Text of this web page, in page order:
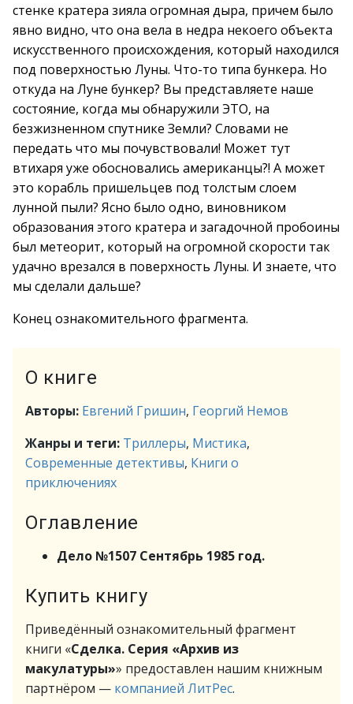
стенке кратера зияла огромная дыра, причем было
явно видно, что она вела в недра некоего объекта
искусственного происхождения, который находился
под поверхностью Луны. Что-то типа бункера. Но
откуда на Луне бункер? Вы представляете наше
состояние, когда мы обнаружили ЭТО, на
безжизненном спутнике Земли? Словами не
передать что мы почувствовали! Может тут
втихаря уже обосновались американцы?! А может
это корабль пришельцев под толстым слоем
лунной пыли? Ясно было одно, виновником
образования этого кратера и загадочной пробоины
был метеорит, который на огромной скорости так
удачно врезался в поверхность Луны. И знаете, что
мы сделали дальше?
Конец ознакомительного фрагмента.
О книге
Авторы: Евгений Гришин, Георгий Немов
Жанры и теги: Триллеры, Мистика,
Современные детективы, Книги о
приключениях
Оглавление
Дело №1507 Сентябрь 1985 год.
Купить книгу
Приведённый ознакомительный фрагмент
книги «Сделка. Серия «Архив из
макулатуры»» предоставлен нашим книжным
партнёром — компанией ЛитРес.